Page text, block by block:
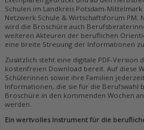
Schulen im Landkreis Potsdam-
Netzwerk Schule & Wirtschaftsforum PM.
wird die Broschüre auch
weiteren Akteuren der beruflichen
eine breite Streuung der Informationen
Zusätzlich steht eine digitale PDF-Version
kostenfreien Download bereit. Auf diese
Schülerinnen sowie ihre Familien
Informationen, die sie für die Berufswahl
Broschüre in den kommenden Wochen
werden.
Ein wertvolles Instrument für die